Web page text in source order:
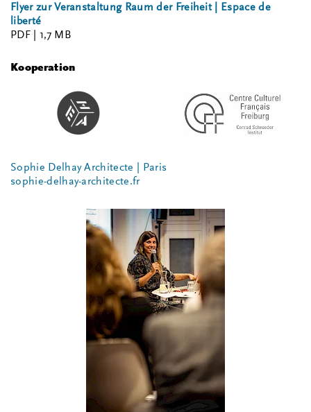
Flyer zur Veranstaltung Raum der Freiheit | Espace de
liberté
PDF| 1,7 MB
Kooperation
Sophie Delhay Architecte | Paris
sophie-delhay-architecte.fr